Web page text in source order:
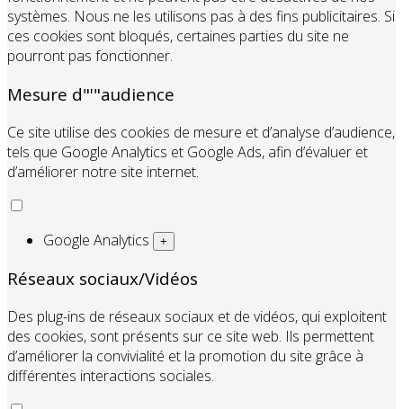
systèmes. Nous ne les utilisons pas à des fins publicitaires. Si
ces cookies sont bloqués, certaines parties du site ne
pourront pas fonctionner.
Mesure d"'"audience
Ce site utilise des cookies de mesure et d’analyse d’audience,
tels que Google Analytics et Google Ads, afin d’évaluer et
d’améliorer notre site internet.
Google Analytics +
Réseaux sociaux/Vidéos
Des plug-ins de réseaux sociaux et de vidéos, qui exploitent
des cookies, sont présents sur ce site web. Ils permettent
d’améliorer la convivialité et la promotion du site grâce à
différentes interactions sociales.